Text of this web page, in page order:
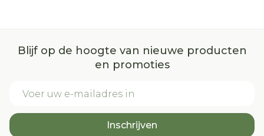
Blijf op de hoogte van nieuwe producten
en promoties
Inschrijven